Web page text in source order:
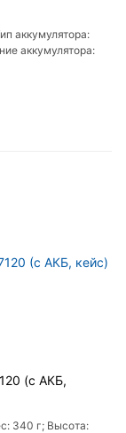
аккумулятора:
аккумулятора:
(с АКБ,
340 г; Высота: